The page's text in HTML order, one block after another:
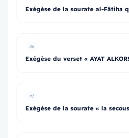
Exégèse de la sourate al-Fâtiha
#6
Exégèse du verset « AYAT
#7
Exégèse de la sourate « la